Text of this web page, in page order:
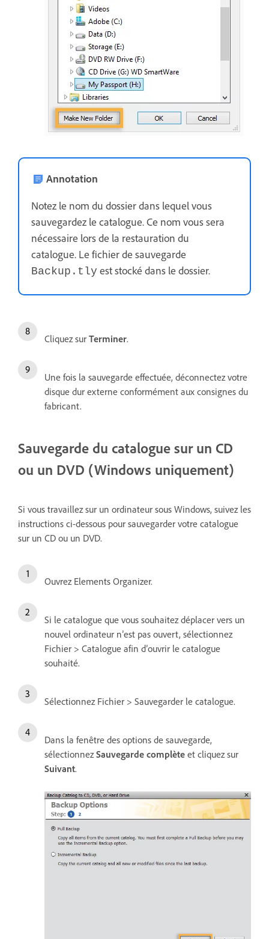
Annotation
Notez le nom du dossier dans lequel vous
sauvegardez le catalogue. Ce nom vous sera
nécessaire lors de la restauration du
catalogue. Le fichier de sauvegarde
Backup.tly est stocké dans le dossier.
Cliquez sur Terminer.
Une fois la sauvegarde effectuée, déconnectez votre
disque dur externe conformément aux consignes du
fabricant.
Sauvegarde du catalogue sur un CD
ou un DVD (Windows uniquement)
Si vous travaillez sur un ordinateur sous Windows, suivez les
instructions ci-dessous pour sauvegarder votre catalogue
sur un CD ou un DVD.
Ouvrez Elements Organizer.
Si le catalogue que vous souhaitez déplacer vers un
nouvel ordinateur n’est pas ouvert, sélectionnez
Fichier > Catalogue afin d’ouvrir le catalogue
souhaité.
Sélectionnez Fichier > Sauvegarder le catalogue.
Dans la fenêtre des options de sauvegarde,
sélectionnezSauvegarde complète et cliquez sur
Suivant.